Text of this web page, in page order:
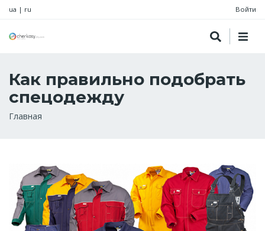
ua | ru Войти
Как правильно подобрать
спецодежду
Строка
Главная